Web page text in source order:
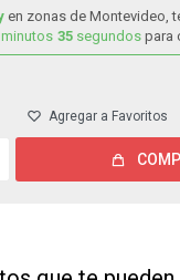
en zonas de Montevideo,
minutos 35 segundos para